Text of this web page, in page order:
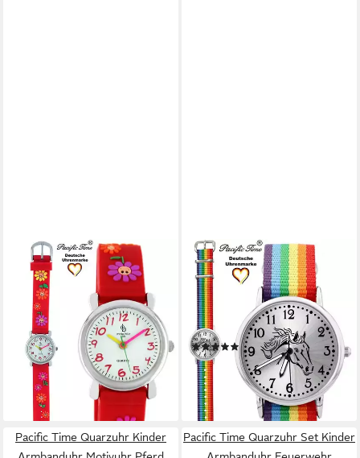
PACIFIC TIME
Quarzuhr Kinder Armbanduhr
Blumen Silikonarmband, Gratis
Versand
24,99 €
lieferbar - in 2-3 Werktagen bei dir
PACIFIC TIME
Quarzuhr Kinder Armbanduhr
Pferd schwarz
Wechselarmband, Mix und
Match Design - Gratis
Versand
(1)
29,99 €
lieferbar - in 2-3 Werktagen bei dir
+1
Pacific Time Quarzuhr Kinder
Pacific Time Quarzuhr Set Kinder